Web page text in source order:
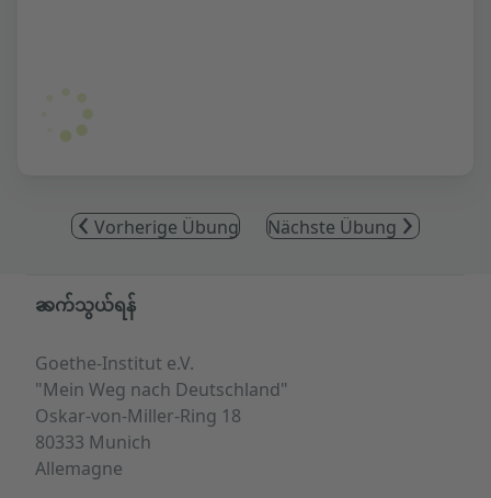
Vorherige Übung Nächste Übung
Service- und Informationsbereich
ဆက်သွယ်ရန်
Goethe-Institut e.V.
"Mein Weg nach Deutschland"
Oskar-von-Miller-Ring 18
80333 Munich
Allemagne